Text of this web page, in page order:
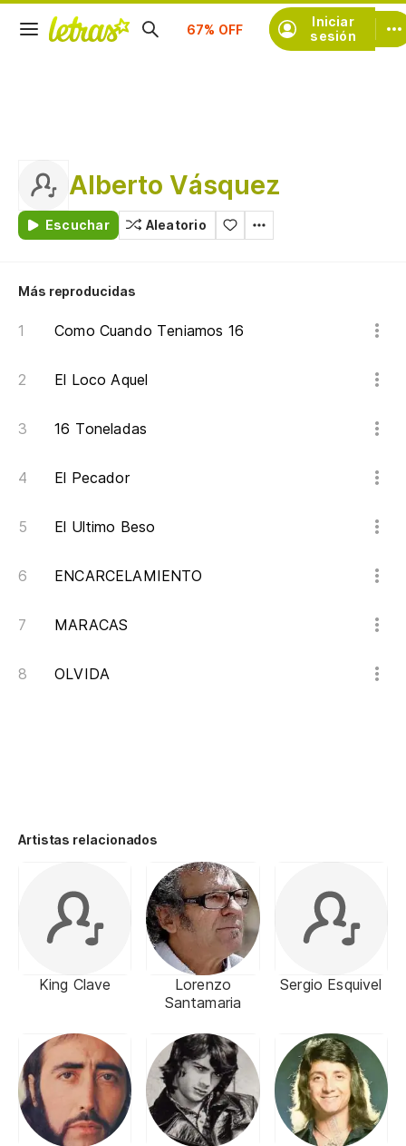
Iniciar
sesión
Alberto Vásquez
Escuchar Aleatorio
Más reproducidas
Como Cuando Teniamos 16
El Loco Aquel
16 Toneladas
El Pecador
El Ultimo Beso
ENCARCELAMIENTO
MARACAS
OLVIDA
Artistas relacionados
King Clave
Lorenzo
Santamaria
Sergio Esquivel